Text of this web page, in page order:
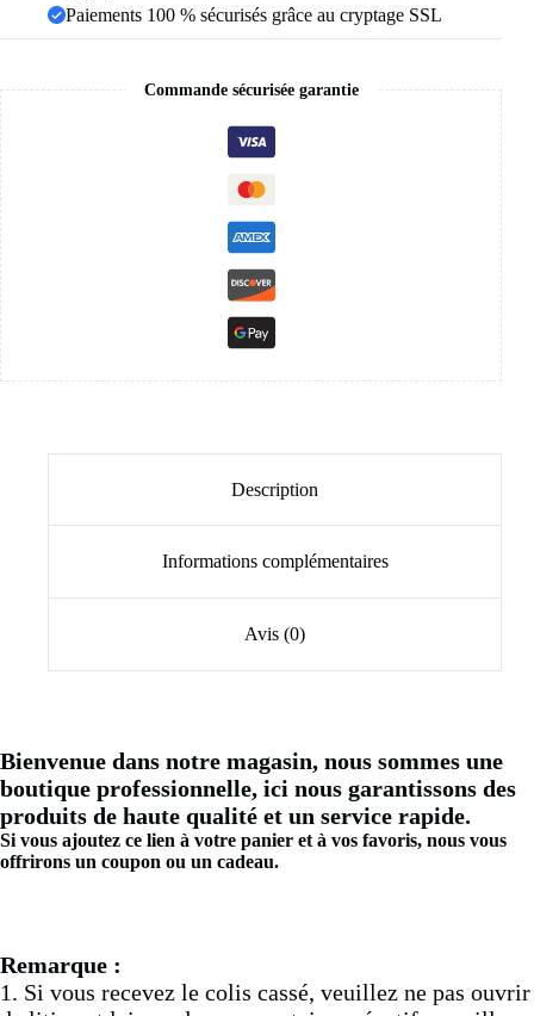
Paiements 100 % sécurisés grâce au cryptage SSL
Commande sécurisée garantie
Description
Informations complémentaires
Avis (0)
Bienvenue dans notre magasin, nous sommes une
boutique professionnelle, ici nous garantissons des
produits de haute qualité et un service rapide.
Si vous ajoutez ce lien à votre panier et à vos favoris, nous vous
offrirons un coupon ou un cadeau.
Remarque :
1. Si vous recevez le colis cassé, veuillez ne pas ouvrir